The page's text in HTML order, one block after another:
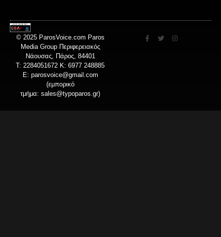
© 2025 ParosVoice.com Paros
Media Group Περιφερειακός
Νάουσας, Πάρος, 84401
T: 2284051672 Κ: 6977 248885
E: parosvoice@gmail.com
(εμπορικό
τμήμα: sales@typoparos.gr)